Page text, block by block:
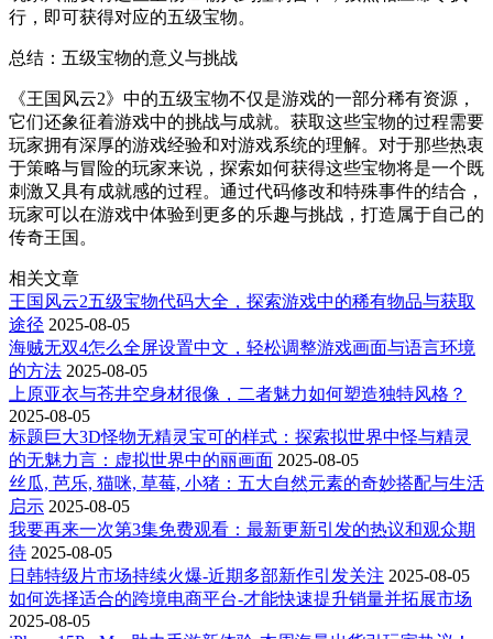
行，即可获得对应的五级宝物。
总结：五级宝物的意义与挑战
《王国风云2》中的五级宝物不仅是游戏的一部分稀有资源，
它们还象征着游戏中的挑战与成就。获取这些宝物的过程需要
玩家拥有深厚的游戏经验和对游戏系统的理解。对于那些热衷
于策略与冒险的玩家来说，探索如何获得这些宝物将是一个既
刺激又具有成就感的过程。通过代码修改和特殊事件的结合，
玩家可以在游戏中体验到更多的乐趣与挑战，打造属于自己的
传奇王国。
相关文章
王国风云2五级宝物代码大全，探索游戏中的稀有物品与获取
途径 2025-08-05
海贼无双4怎么全屏设置中文，轻松调整游戏画面与语言环境
的方法 2025-08-05
上原亚衣与苍井空身材很像，二者魅力如何塑造独特风格？
2025-08-05
标题巨大3D怪物无精灵宝可的样式：探索拟世界中怪与精灵
的无魅力言：虚拟世界中的丽画面 2025-08-05
丝瓜, 芭乐, 猫咪, 草莓, 小猪：五大自然元素的奇妙搭配与生活
启示 2025-08-05
我要再来一次第3集免费观看：最新更新引发的热议和观众期
待 2025-08-05
日韩特级片市场持续火爆-近期多部新作引发关注 2025-08-05
如何选择适合的跨境电商平台-才能快速提升销量并拓展市场
2025-08-05